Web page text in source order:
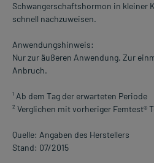
Schwangerschaftshormon in kleiner
schnell nachzuweisen.
Anwendungshinweis:
Nur zur äußeren Anwendung. Zur
Anbruch.
¹ Ab dem Tag der erwarteten Periode
² Verglichen mit vorheriger Femtest®
Quelle: Angaben des Herstellers
Stand: 07/2015